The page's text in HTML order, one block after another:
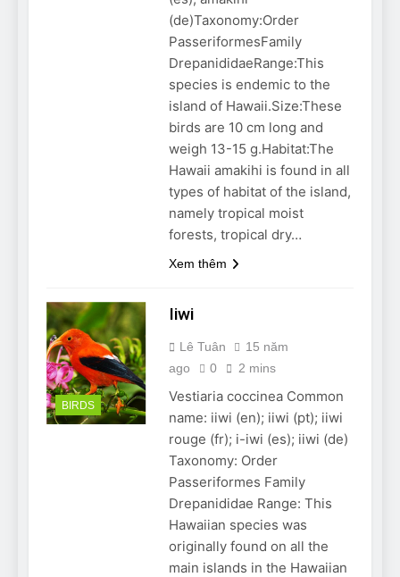
(de)Taxonomy:Order
PasseriformesFamily
DrepanididaeRange:This
species is endemic to the
island of Hawaii.Size:These
birds are 10 cm long and
weigh 13-15 g.Habitat:The
Hawaii amakihi is found in all
types of habitat of the island,
namely tropical moist
forests, tropical dry…
Xem thêm
BIRDS
Iiwi
Lê Tuân
15 năm
ago
0 2 mins
Vestiaria coccinea Common
name: iiwi (en); iiwi (pt); iiwi
rouge (fr); i-iwi (es); iiwi (de)
Taxonomy: Order
Passeriformes Family
Drepanididae Range: This
Hawaiian species was
originally found on all the
main islands in the Hawaiian